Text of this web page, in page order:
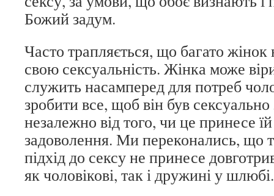
Божий задум.
Часто трапляється, що багато жінок
свою сексуальність. Жінка може
служить насамперед для потреб
зробити все, щоб він був
незалежно від того, чи це принесе
задоволення. Ми переконались, що
підхід до сексу не принесе
як чоловікові, так і дружині у шлюбі.